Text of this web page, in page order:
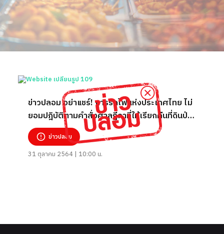
ข่าวปลอม อย่าแชร์! การรถไฟแห่งประเทศไทย ไม่
ยอมปฎิบัติตามคำสั่งศาลฏีกาที่ให้เรียกคืนที่ดินป่า
รถไฟเขากระโดง
ข่าวปลอม
31 ตุลาคม 2564 | 10:00 น.